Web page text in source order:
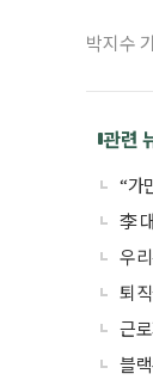
박지수
관련
“가
李
우
퇴
근
블